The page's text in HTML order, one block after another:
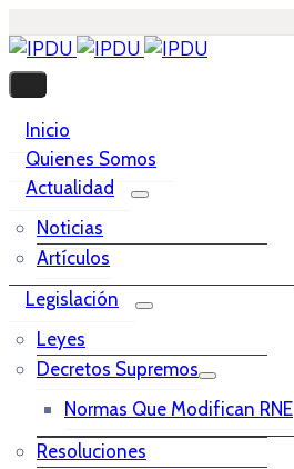
Inicio
Quienes Somos
Actualidad
Noticias
Artículos
Legislación
Leyes
Decretos Supremos
Normas Que Modifican RNE
Resoluciones